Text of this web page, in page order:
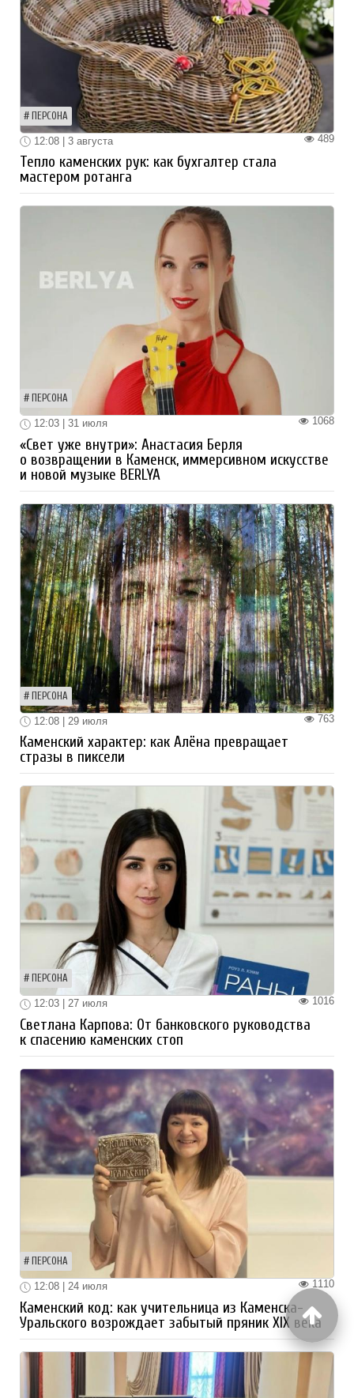
ПЕРСОНА
489
12:08 | 3 августа
Тепло каменских рук: как бухгалтер стала
мастером ротанга
ПЕРСОНА
1068
12:03 | 31 июля
«Свет уже внутри»: Анастасия Берля
о возвращении в Каменск, иммерсивном искусстве
и новой музыке BERLYA
ПЕРСОНА
763
12:08 | 29 июля
Каменский характер: как Алёна превращает
стразы в пиксели
ПЕРСОНА
1016
12:03 | 27 июля
Светлана Карпова: От банковского руководства
к спасению каменских стоп
ПЕРСОНА
1110
12:08 | 24 июля
Каменский код: как учительница из Каменска-
Уральского возрождает забытый пряник XIX века